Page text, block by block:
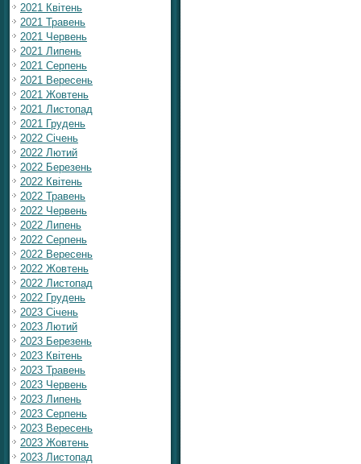
2021 Квітень
2021 Травень
2021 Червень
2021 Липень
2021 Серпень
2021 Вересень
2021 Жовтень
2021 Листопад
2021 Грудень
2022 Січень
2022 Лютий
2022 Березень
2022 Квітень
2022 Травень
2022 Червень
2022 Липень
2022 Серпень
2022 Вересень
2022 Жовтень
2022 Листопад
2022 Грудень
2023 Січень
2023 Лютий
2023 Березень
2023 Квітень
2023 Травень
2023 Червень
2023 Липень
2023 Серпень
2023 Вересень
2023 Жовтень
2023 Листопад